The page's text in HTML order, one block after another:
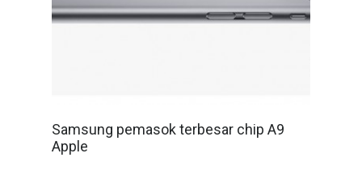
Samsung pemasok terbesar chip A9
Apple